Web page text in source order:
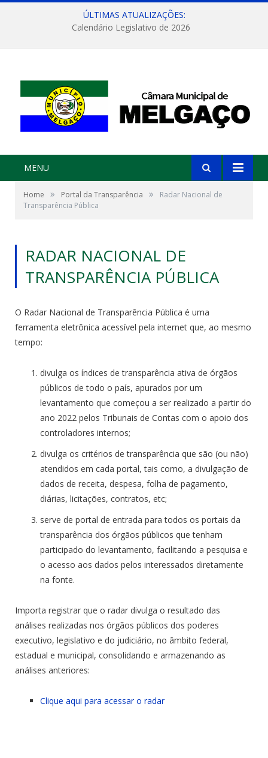
ÚLTIMAS ATUALIZAÇÕES:
Calendário Legislativo de 2026
MENU
Home » Portal da Transparência »
Radar Nacional de
Transparência Pública
RADAR NACIONAL DE
TRANSPARÊNCIA PÚBLICA
O Radar Nacional de Transparência Pública é uma
ferramenta eletrônica acessível pela internet que, ao mesmo
tempo:
divulga os índices de transparência ativa de órgãos
públicos de todo o país, apurados por um
levantamento que começou a ser realizado a partir do
ano 2022 pelos Tribunais de Contas com o apoio dos
controladores internos;
divulga os critérios de transparência que são (ou não)
atendidos em cada portal, tais como, a divulgação de
dados de receita, despesa, folha de pagamento,
diárias, licitações, contratos, etc;
serve de portal de entrada para todos os portais da
transparência dos órgãos públicos que tenham
participado do levantamento, facilitando a pesquisa e
o acesso aos dados pelos interessados diretamente
na fonte.
Importa registrar que o radar divulga o resultado das
análises realizadas nos órgãos públicos dos poderes
executivo, legislativo e do judiciário, no âmbito federal,
estadual e municipal, consolidando e armazenando as
análises anteriores:
Clique aqui para acessar o radar